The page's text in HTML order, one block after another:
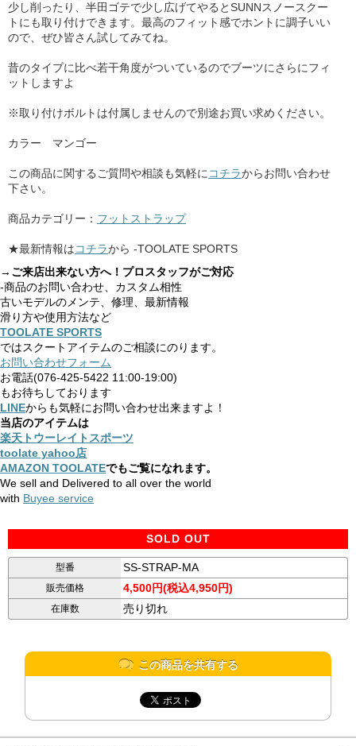
少し削ったり、半田ゴテで少し広げてやるとSUNNスノースクー
トにも取り付けできます。最高のフィット感でホントに調子いい
ので、ぜひ皆さん試してみてね。
昔のタイプに比べ若干角度がついているのでブーツにさらにフィ
ットしますよ
※取り付けボルトは付属しませんので別途お買い求めください。
カラー マンゴー
この商品に関するご質問や相談も気軽にコチラからお問い合わせ
下さい。
商品カテゴリー： フットストラップ
★最新情報はコチラから -TOOLATE SPORTS
→ご来店出来ない方へ！プロスタッフがご対応
-商品のお問い合わせ、カスタム相性
古いモデルのメンテ、修理、最新情報
滑り方や使用方法など
TOOLATE SPORTS
ではスクートアイテムのご相談にのります。
お問い合わせフォーム
お電話(076-425-5422 11:00-19:00)
もお待ちしております
LINEからも気軽にお問い合わせ出来ますよ！
当店のアイテムは
楽天トウーレイトスポーツ
toolate yahoo店
AMAZON TOOLATEでもご覧になれます。
We sell and Delivered to all over the world
with Buyee service
SOLD OUT
型番 SS-STRAP-MA
販売価格 4,500円(税込4,950円)
在庫数 売り切れ
この商品を共有する